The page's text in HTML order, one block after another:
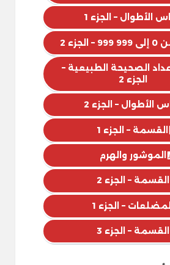
الأطوال – الجزء 1
الجزء 2
الصحيحة الطبيعية –
الجزء 2
الأطوال – الجزء 2
القسمة – الجزء 1
الموشور والهرم
القسمة – الجزء 2
المضلعات – الجزء 1
القسمة – الجزء 3